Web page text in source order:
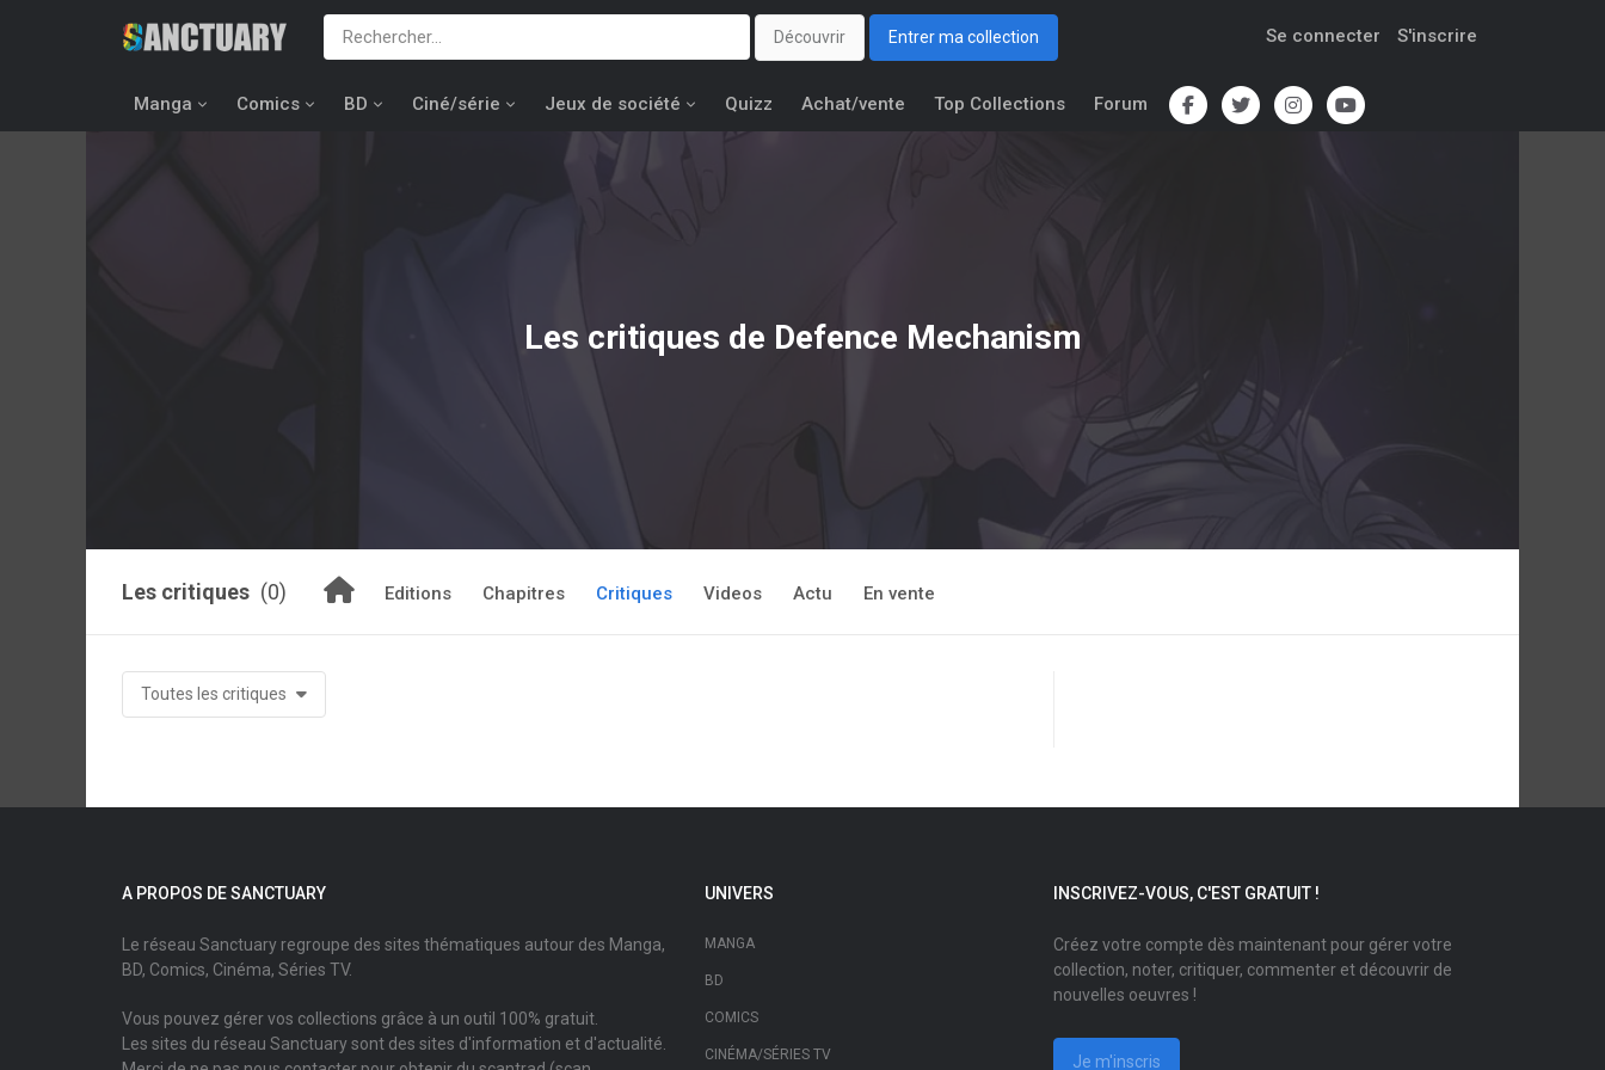
Découvrir Entrer ma collection Se connecter S'inscrire
Manga Comics BD Ciné/série Jeux de société Quizz Achat/vente Top Collections Forum
Les critiques de Defence Mechanism
Les critiques (0) Editions Chapitres Critiques Videos Actu En vente
Toutes les critiques
A PROPOS DE SANCTUARY
Le réseau Sanctuary regroupe des sites thématiques autour des Manga,
BD, Comics, Cinéma, Séries TV.
Vous pouvez gérer vos collections grâce à un outil 100% gratuit.
Les sites du réseau Sanctuary sont des sites d'information et d'actualité.
UNIVERS
MANGA
BD
COMICS
CINÉMA/SÉRIES TV
INSCRIVEZ-VOUS, C'EST GRATUIT !
Créez votre compte dès maintenant pour gérer votre
collection, noter, critiquer, commenter et découvrir de
nouvelles oeuvres !
Je m'inscris